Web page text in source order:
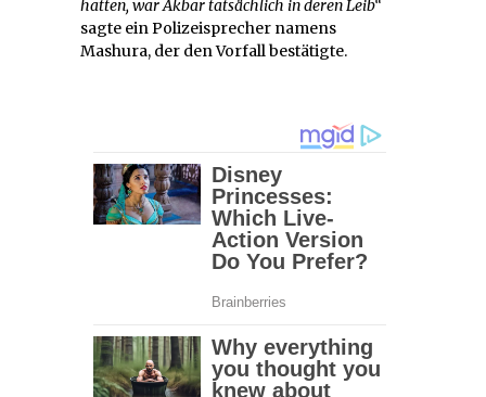
hatten, war Akbar tatsächlich in deren Leib“
sagte ein Polizeisprecher namens
Mashura, der den Vorfall bestätigte.